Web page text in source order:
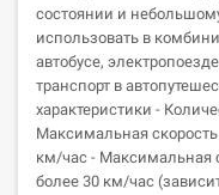
состоянии и
использовать в
автобусе,
транспорт в
характеристики -
Максимальная
км/час - Максимальная
более 30 км/час